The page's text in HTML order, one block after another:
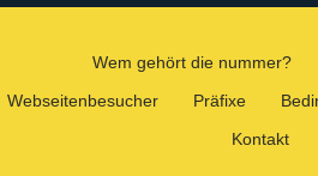
Wem gehört die nummer?
Webseitenbesucher
Präfixe
Kontakt